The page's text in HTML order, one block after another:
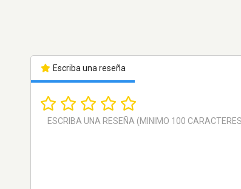
Escriba una reseña